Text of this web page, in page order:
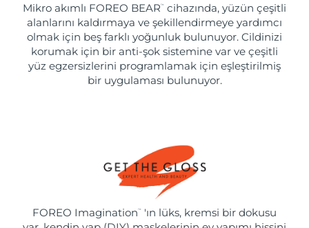
Mikro akımlı FOREO BEAR ™
cihazında, yüzün çeşitli
alanlarını kaldırmaya ve şekillendirmeye yardımcı
olmak için beş farklı yoğunluk bulunuyor. Cildinizi
korumak için bir anti-şok sistemine var ve çeşitli
yüz egzersizlerini programlamak için eşleştirilmiş
bir uygulaması bulunuyor.
FOREO Imagination ™
'ın lüks, kremsi bir dokusu